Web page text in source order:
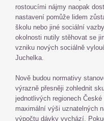
rostoucími nájmy naopak
nastavení pomůže lidem
školu nebo jiné sociální
okolnosti nutily stěhovat se
vzniku nových sociálně
Juchelka.
Nově budou normativy
výrazně přesněji zohlednit
jednotlivých regionech
maximální výši uznatelných
výpočtu dávky vychází.